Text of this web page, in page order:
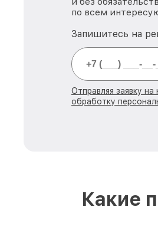
по всем
Запишитесь на
Отправляя заявку
обработку
Какие